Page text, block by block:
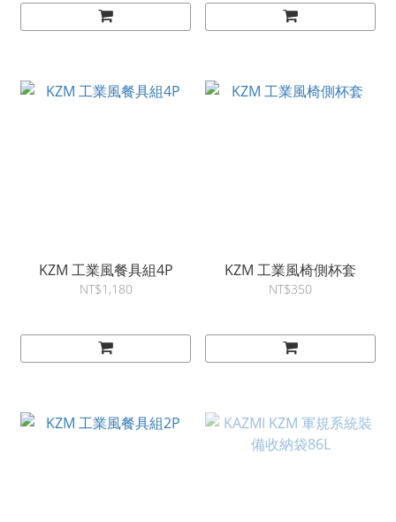
KZM 工業風餐具組4P
NT$1,180
KZM 工業風椅側杯套
NT$350